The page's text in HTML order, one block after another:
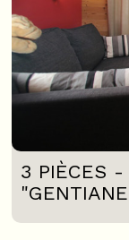
3 PIÈCES